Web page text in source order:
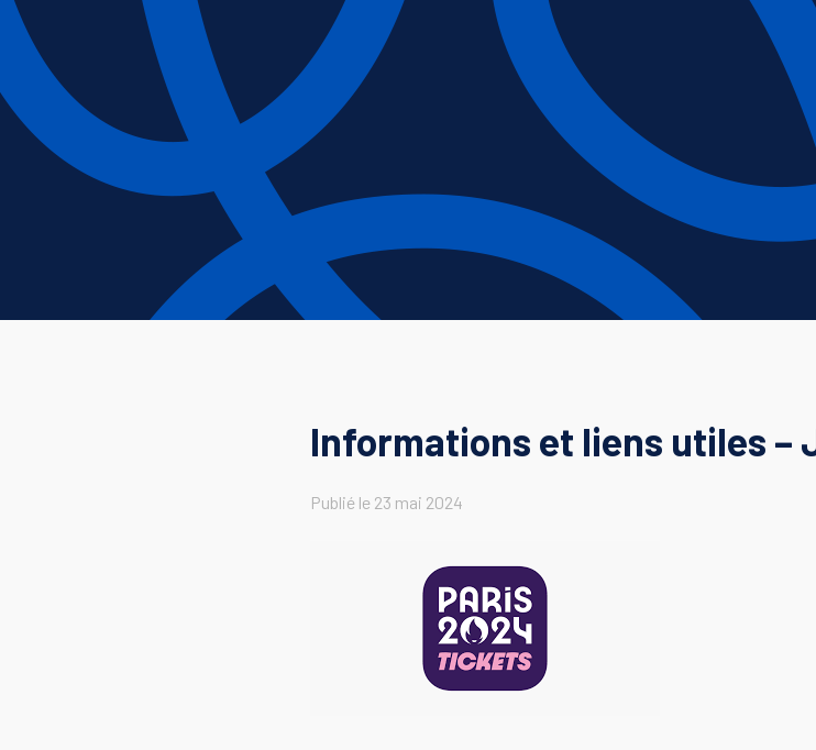
Informations et liens utiles –
Publié le 23 mai 2024